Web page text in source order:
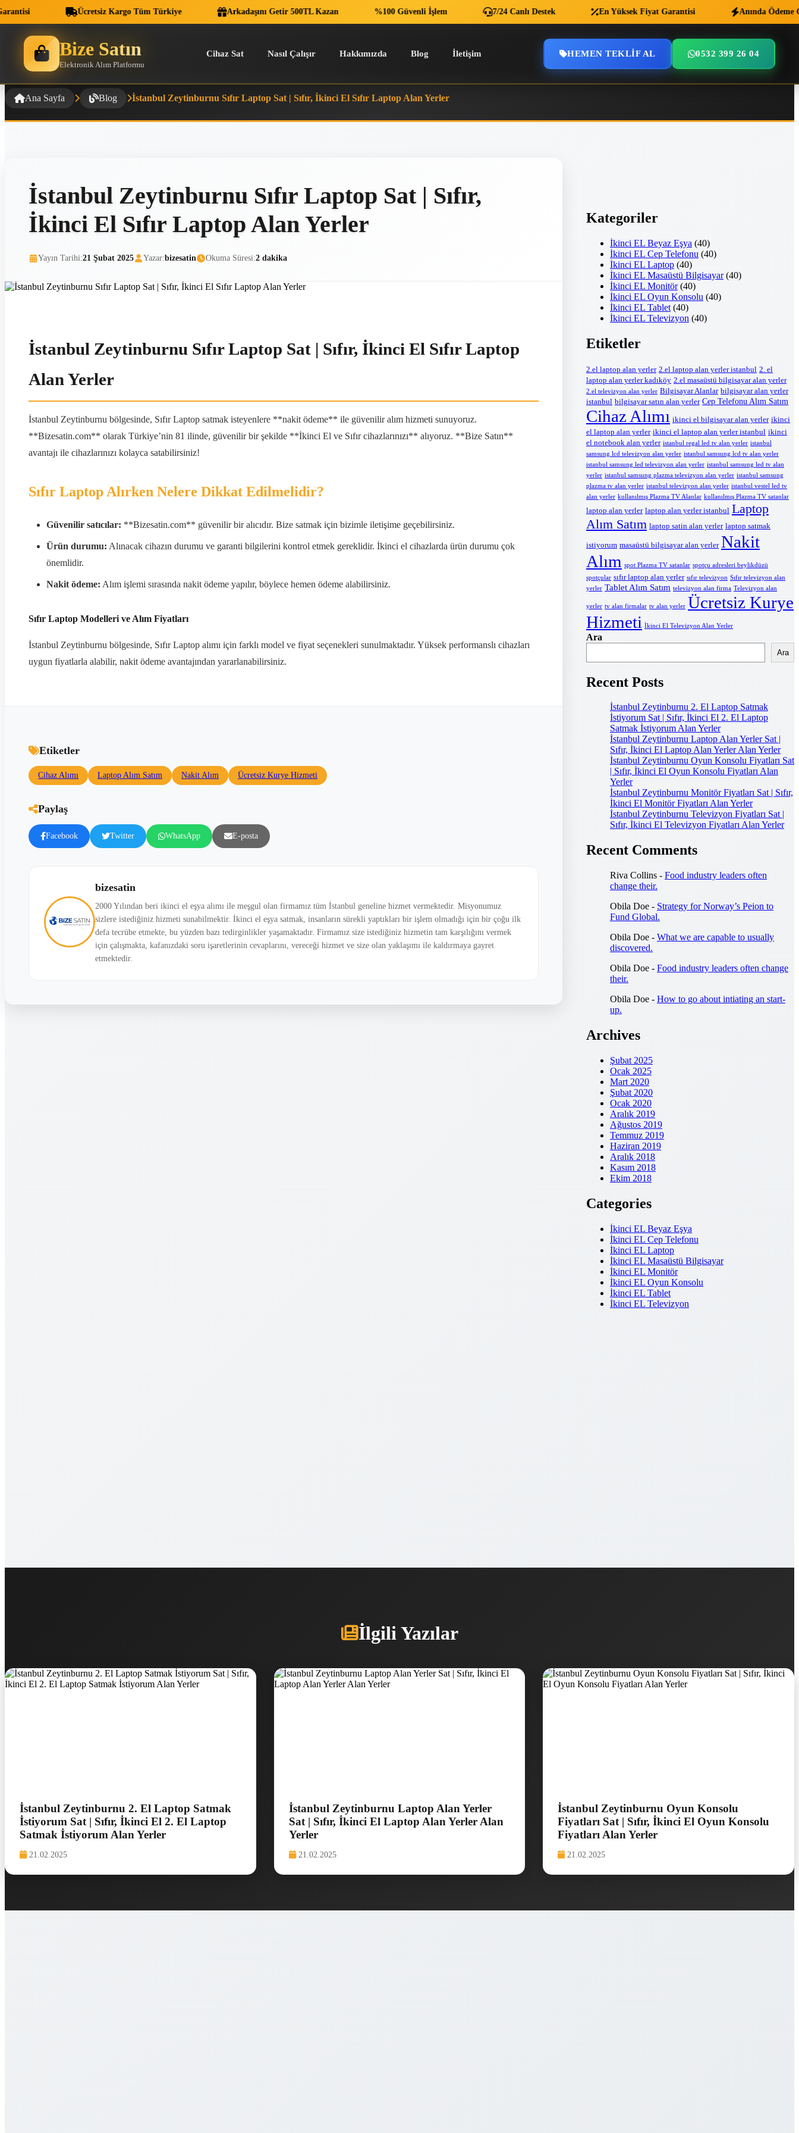
Ücretsiz Kargo Tüm Türkiye Arkadaşını Getir 500TL Kazan %100 Güvenli İşlem 7/24 Canlı Destek En Yüksek Fiyat Garantisi Anında Ödeme
Bize Satın
Elektronik Alım Platformu
Cihaz Sat Nasıl Çalışır Hakkımızda Blog İletişim HEMEN TEKLIF AL 0532 399 26 04
Ana Sayfa Blog İstanbul Zeytinburnu Sıfır Laptop Sat | Sıfır, İkinci El Sıfır Laptop Alan Yerler
İstanbul Zeytinburnu Sıfır Laptop Sat | Sıfır,
İkinci El Sıfır Laptop Alan Yerler
Yayın Tarihi:21 Şubat 2025 Yazar:bizesatin Okuma Süresi:2 dakika
İstanbul Zeytinburnu Sıfır Laptop Sat | Sıfır, İkinci El Sıfır Laptop
Alan Yerler
İstanbul Zeytinburnu bölgesinde, Sıfır Laptop satmak isteyenlere **nakit ödeme** ile güvenilir alım hizmeti sunuyoruz.
**Bizesatin.com** olarak Türkiye’nin 81 ilinde, güvenilir bir şekilde **İkinci El ve Sıfır cihazlarınızı** alıyoruz. **Bize Satın**
avantajı ile cihazlarınızı kolayca satabilirsiniz!
Sıfır Laptop Alırken Nelere Dikkat Edilmelidir?
Güvenilir satıcılar: **Bizesatin.com** güvenilir bir alıcıdır. Bize satmak için bizimle iletişime geçebilirsiniz.
Ürün durumu: Alınacak cihazın durumu ve garanti bilgilerini kontrol etmek gereklidir. İkinci el cihazlarda ürün durumu çok
önemlidir.
Nakit ödeme: Alım işlemi sırasında nakit ödeme yapılır, böylece hemen ödeme alabilirsiniz.
Sıfır Laptop Modelleri ve Alım Fiyatları
İstanbul Zeytinburnu bölgesinde, Sıfır Laptop alımı için farklı model ve fiyat seçenekleri sunulmaktadır. Yüksek performanslı cihazları
uygun fiyatlarla alabilir, nakit ödeme avantajından yararlanabilirsiniz.
Etiketler
Cihaz Alımı Laptop Alım Satım Nakit Alım Ücretsiz Kurye Hizmeti
Paylaş
Facebook Twitter WhatsApp E-posta
bizesatin
2000 Yılından beri ikinci el eşya alımı ile meşgul olan firmamız tüm İstanbul geneline hizmet vermektedir. Misyonumuz
sizlere istediğiniz hizmeti sunabilmektir. İkinci el eşya satmak, insanların sürekli yaptıkları bir işlem olmadığı için bir çoğu ilk
defa tecrübe etmekte, bu yüzden bazı tedirginlikler yaşamaktadır. Firmamız size istediğiniz hizmetin tam karşılığını vermek
için çalışmakta, kafanızdaki soru işaretlerinin cevaplarını, vereceği hizmet ve size olan yaklaşımı ile kaldırmaya gayret
etmektedir.
Kategoriler
İkinci EL Beyaz Eşya (40)
İkinci EL Cep Telefonu (40)
İkinci EL Laptop (40)
İkinci EL Masaüstü Bilgisayar(40)
İkinci EL Monitör(40)
İkinci EL Oyun Konsolu (40)
İkinci EL Tablet (40)
İkinci EL Televizyon (40)
Etiketler
2.el laptop alan yerler 2.el laptop alan yerler istanbul 2. el
laptop alan yerler kadıköy 2.el masaüstü bilgisayar alan yerler
2.el televizyon alan yerler Bilgisayar Alanlar bilgisayar alan yerler
istanbul bilgisayar satın alan yerler Cep Telefonu Alım Satım
Cihaz Alımı ikinci el bilgisayar alan yerler ikinci
el laptop alan yerler ikinci el laptop alan yerler istanbul ikinci
el notebook alan yerler istanbul regal led tv alan yerler istanbul
samsung lcd televizyon alan yerler istanbul samsung lcd tv alan yerler
istanbul samsung led televizyon alan yerler istanbul samsung led tv alan
yerler istanbul samsung plazma televizyon alan yerler istanbul samsung
plazma tv alan yerler istanbul televizyon alan yerler istanbul vestel led tv
alan yerler kullanılmış Plazma TV Alanlar kullanılmış Plazma TV satanlar
laptop alan yerler laptop alan yerler istanbul Laptop
Alım Satım laptop satin alan yerler laptop satmak
istiyorum masaüstü bilgisayar alan yerler Nakit
Alım spot Plazma TV satanlar spotçu adresleri beylikdüzü
spotçular sıfır laptop alan yerler sıfır televizyon Sıfır televizyon alan
yerler Tablet Alım Satım televizyon alan firma Televizyon alan
yerler tv alan firmalar tv alan yerler Ücretsiz Kurye
Hizmeti İkinci El Televizyon Alan Yerler
Ara
Ara
Recent Posts
İstanbul Zeytinburnu 2. El Laptop Satmak
İstiyorum Sat | Sıfır, İkinci El 2. El Laptop
Satmak İstiyorum Alan Yerler
İstanbul Zeytinburnu Laptop Alan Yerler Sat |
Sıfır, İkinci El Laptop Alan Yerler Alan Yerler
İstanbul Zeytinburnu Oyun Konsolu Fiyatları Sat
| Sıfır, İkinci El Oyun Konsolu Fiyatları Alan
Yerler
İstanbul Zeytinburnu Monitör Fiyatları Sat | Sıfır,
İkinci El Monitör Fiyatları Alan Yerler
İstanbul Zeytinburnu Televizyon Fiyatları Sat |
Sıfır, İkinci El Televizyon Fiyatları Alan Yerler
Recent Comments
Riva Collins - Food industry leaders often
change their.
Obila Doe - Strategy for Norway’s Peion to
Fund Global.
Obila Doe - What we are capable to usually
discovered.
Obila Doe - Food industry leaders often change
their.
Obila Doe - How to go about intiating an start-
up.
Archives
Şubat 2025
Ocak 2025
Mart 2020
Şubat 2020
Ocak 2020
Aralık 2019
Ağustos 2019
Temmuz 2019
Haziran 2019
Aralık 2018
Kasım 2018
Ekim 2018
Categories
İkinci EL Beyaz Eşya
İkinci EL Cep Telefonu
İkinci EL Laptop
İkinci EL Masaüstü Bilgisayar
İkinci EL Monitör
İkinci EL Oyun Konsolu
İkinci EL Tablet
İkinci EL Televizyon
İlgili Yazılar
İstanbul Zeytinburnu 2. El Laptop Satmak
İstiyorum Sat | Sıfır, İkinci El 2. El Laptop
Satmak İstiyorum Alan Yerler
21.02.2025
İstanbul Zeytinburnu Laptop Alan Yerler
Sat | Sıfır, İkinci El Laptop Alan Yerler Alan
Yerler
21.02.2025
İstanbul Zeytinburnu Oyun Konsolu
Fiyatları Sat | Sıfır, İkinci El Oyun Konsolu
Fiyatları Alan Yerler
21.02.2025